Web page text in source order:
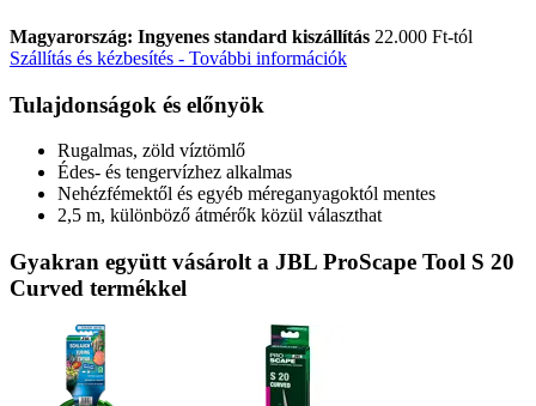
Magyarország: Ingyenes standard kiszállítás 22.000 Ft-tól
Szállítás és kézbesítés - További információk
Tulajdonságok és előnyök
Rugalmas, zöld víztömlő
Édes- és tengervízhez alkalmas
Nehézfémektől és egyéb méreganyagoktól mentes
2,5 m, különböző átmérők közül választhat
Gyakran együtt vásárolt a JBL ProScape Tool S 20
Curved termékkel